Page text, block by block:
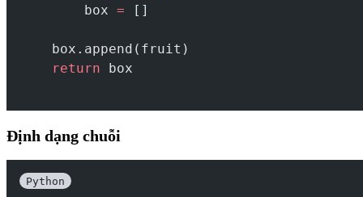
        box
= []
    box.append(fruit)
return box
Định dạng chuỗi
Python